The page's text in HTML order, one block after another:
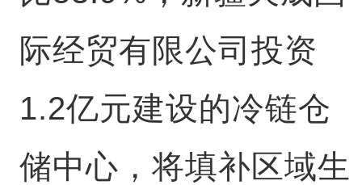
际经贸有限公司投资
1.2亿元建设的冷链仓
储中心，将填补区域生